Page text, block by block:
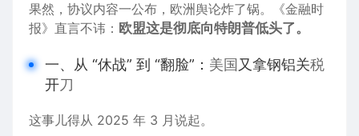
果然，协议内容一公布， 欧洲舆论炸了锅。《金融时
报》直言不讳： 欧盟这是彻底向特朗普低头了。
一、从 “休战” 到 “翻脸”： 美国 又拿钢铝关税
开刀
这事儿得从 2025 年 3 月说起。